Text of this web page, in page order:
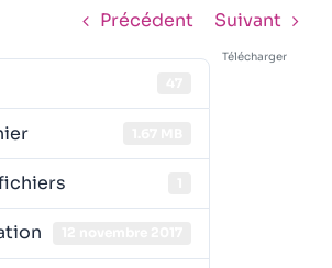
RÉFS
Précédent Suivant
Télécharger